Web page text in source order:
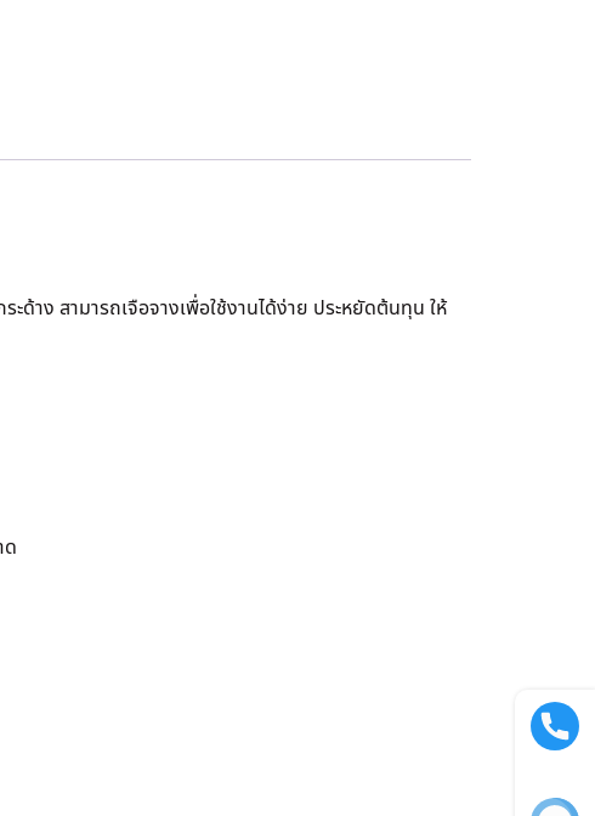
าง สามารถเจือจางเพื่อใช้งานได้ง่าย ประหยัดต้นทุน ให้
ด